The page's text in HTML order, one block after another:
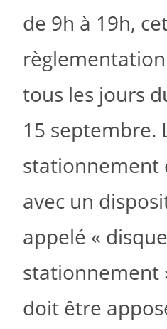
de 9h à 19h,
règlementation
tous les jours
15 septembre.
stationnement
avec un
appelé «
stationnement
doit être